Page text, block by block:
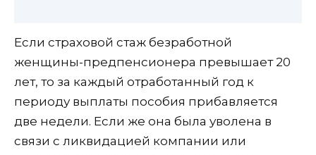
Если страховой стаж безработной
женщины-предпенсионера превышает 20
лет, то за каждый отработанный год к
периоду выплаты пособия прибавляется
две недели. Если же она была уволена в
связи с ликвидацией компании или